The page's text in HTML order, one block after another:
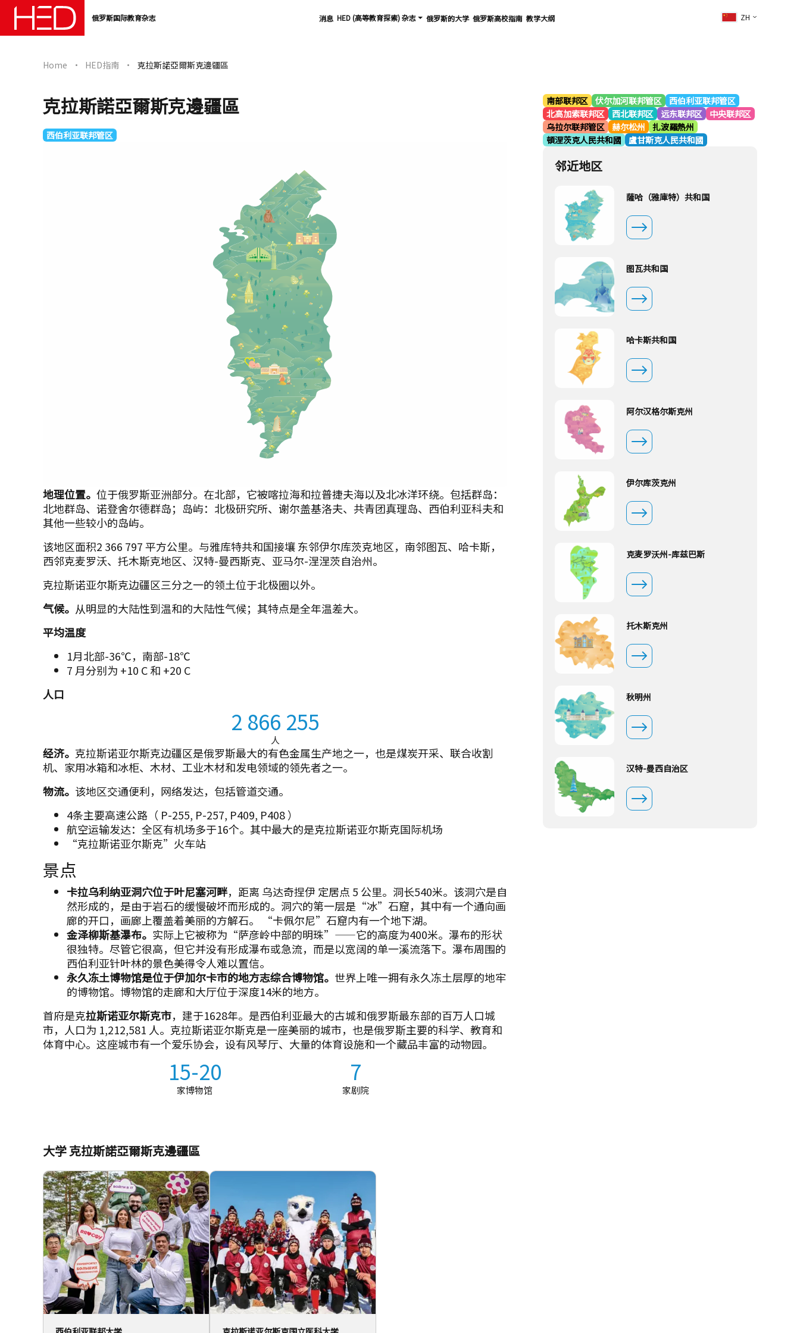
俄罗斯国际教育杂志 消息 HED (高等教育探索) 杂志 俄罗斯的大学 俄罗斯高校指南 教学大纲 ZH
Home HED指南 克拉斯諾亞爾斯克邊疆區
克拉斯諾亞爾斯克邊疆區
西伯利亚联邦管区
地理位置。 位于俄罗斯亚洲部分。在北部，它被喀拉海和拉普捷夫海以及北冰洋环绕。包括群岛：
北地群岛、诺登舍尔德群岛；岛屿：北极研究所、谢尔盖基洛夫、共青团真理岛、西伯利亚科夫和
其他一些较小的岛屿。
该地区面积2 366 797 平方公里。与雅库特共和国接壤 东邻伊尔库茨克地区，南邻图瓦、哈卡斯，
西邻克麦罗沃、托木斯克地区、汉特-曼西斯克、亚马尔-涅涅茨自治州。
克拉斯诺亚尔斯克边疆区三分之一的领土位于北极圈以外。
气候。 从明显的大陆性到温和的大陆性气候；其特点是全年温差大。
平均温度
1月北部-36℃，南部-18℃
7 月分别为 +10 C 和 +20 C
人口
2 866 255
人
经济。 克拉斯诺亚尔斯克边疆区是俄罗斯最大的有色金属生产地之一，也是煤炭开采、联合收割
机、家用冰箱和冰柜、木材、工业木材和发电领域的领先者之一。
物流。 该地区交通便利，网络发达，包括管道交通。
4条主要高速公路（ Р-255, Р-257, Р409, Р408 ）
航空运输发达：全区有机场多于16个。其中最大的是克拉斯诺亚尔斯克国际机场
“克拉斯诺亚尔斯克”火车站
景点
卡拉乌利纳亚洞穴位于叶尼塞河畔，距离 乌达奇捏伊 定居点 5 公里。洞长540米。该洞穴是自
然形成的，是由于岩石的缓慢破坏而形成的。洞穴的第一层是“冰”石窟，其中有一个通向画
廊的开口，画廊上覆盖着美丽的方解石。 “卡佩尔尼”石窟内有一个地下湖。
金泽柳斯基瀑布。 实际上它被称为“萨彦岭中部的明珠”——它的高度为400米。瀑布的形状
很独特。尽管它很高，但它并没有形成瀑布或急流，而是以宽阔的单一溪流落下。瀑布周围的
西伯利亚针叶林的景色美得令人难以置信。
永久冻土博物馆是位于伊加尔卡市的地方志综合博物馆。 世界上唯一拥有永久冻土层厚的地牢
的博物馆。博物馆的走廊和大厅位于深度14米的地方。
首府是克拉斯诺亚尔斯克市，建于1628年。是西伯利亚最大的古城和俄罗斯最东部的百万人口城
市，人口为 1,212,581 人。克拉斯诺亚尔斯克是一座美丽的城市，也是俄罗斯主要的科学、教育和
体育中心。这座城市有一个爱乐协会，设有风琴厅、大量的体育设施和一个藏品丰富的动物园。
15-20
家博物馆
7
家剧院
南部联邦区 伏尔加河联邦管区 西伯利亚联邦管区
北高加索联邦区 西北联邦区 远东联邦区
中央联邦区
乌拉尔联邦管区
赫尔松州
扎波羅熱州
頓涅茨克人民共和國
盧甘斯克人民共和國
邻近地区
薩哈（雅庫特）共和国
图瓦共和国
哈卡斯共和国
阿尔汉格尔斯克州
伊尔库茨克州
克麦罗沃州-库兹巴斯
托木斯克州
秋明州
汉特-曼西自治区
大学 克拉斯諾亞爾斯克邊疆區